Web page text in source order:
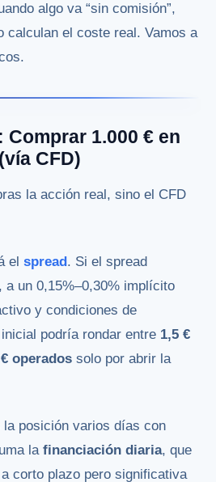
algo va “sin comisión”,
calculan el coste real. Vamos a
Comprar 1.000 € en
CFD)
la acción real, sino el CFD
el spread . Si el spread
a un 0,15%–0,30% implícito
y condiciones de
podría rondar entre 1,5 €
operados solo por abrir la
la posición varios días con
la financiación diaria, que
corto plazo pero significativa